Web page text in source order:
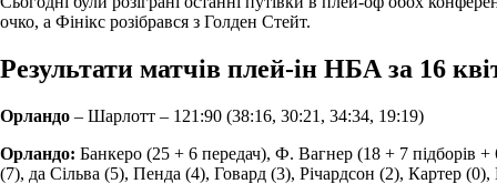
очко, а Фінікс розібрався з Голден Стейт.
Результати матчів плей-ін НБА за 16
Орландо – Шарлотт – 121:90 (38:16, 30:21, 34:34, 19:19)
Орландо: Банкеро (25 + 6 передач), Ф. Вагнер (18 + 7 підборів
(7), да Сільва (5), Пенда (4), Говард (3), Річардсон (2), Картер